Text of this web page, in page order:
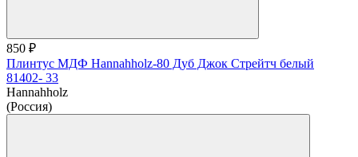
850 ₽
Плинтус МДФ Hannahholz-80 Дуб Джок Стрейтч белый
81402- 33
Hannahholz
(Россия)